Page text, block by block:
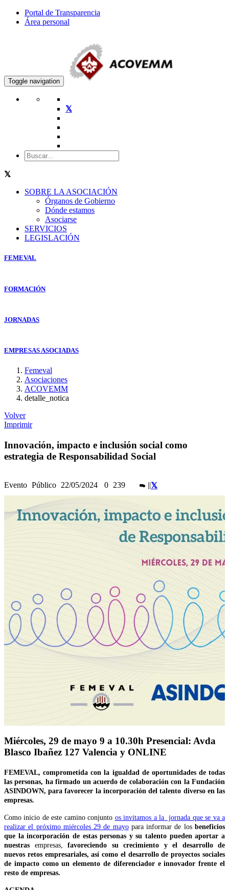
Portal de Transparencia
Área personal
Toggle navigation
SOBRE LA ASOCIACIÓN
Órganos de Gobierno
Dónde estamos
Asociarse
SERVICIOS
LEGISLACIÓN
FEMEVAL
FORMACIÓN
JORNADAS
EMPRESAS ASOCIADAS
Femeval
Asociaciones
ACOVEMM
detalle_notica
Volver
Imprimir
Innovación, impacto e inclusión social como
estrategia de Responsabilidad Social
Evento Público 22/05/2024 0 239
Miércoles, 29 de mayo 9 a 10.30h Presencial: Avda
Blasco Ibañez 127 Valencia y ONLINE
FEMEVAL, comprometida con la igualdad de oportunidades de todas
las personas, ha firmado un acuerdo de colaboración con la Fundación
ASINDOWN, para favorecer la incorporación del talento diverso en las
empresas.
Como inicio de este camino conjunto os invitamos a la jornada que se va a
realizar el próximo miércoles 29 de mayopara informar de losbeneficios
que la incorporación de estas personas y su talento pueden aportar a
nuestras empresas, favoreciendo su crecimiento y el desarrollo de
nuevos retos empresariales, así como el desarrollo de proyectos sociales
de impacto como un elemento de diferenciador e innovador frente el
resto de empresas.